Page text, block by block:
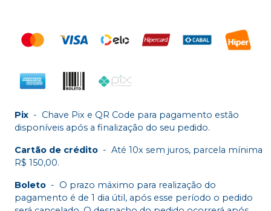
Pix - Chave Pix e QR Code para pagamento estão
disponíveis após a finalização do seu pedido.
Cartão de crédito - Até 10x sem juros, parcela mínima
R$ 150,00.
Boleto - O prazo máximo para realização do
pagamento é de 1 dia útil, após esse período o pedido